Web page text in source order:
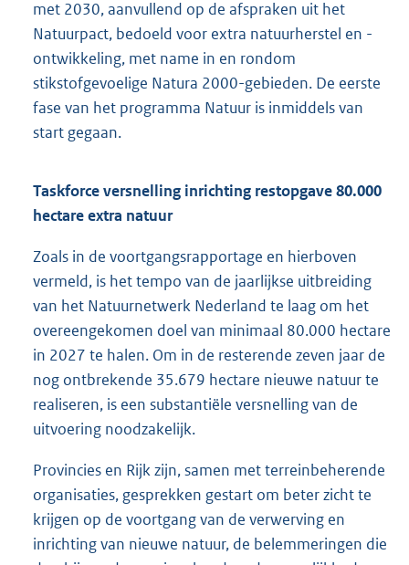
met 2030, aanvullend op de afspraken uit het
Natuurpact, bedoeld voor extra natuurherstel en -
ontwikkeling, met name in en rondom
stikstofgevoelige Natura 2000-gebieden. De eerste
fase van het programma Natuur is inmiddels van
start gegaan.
Taskforce versnelling inrichting restopgave 80.000
hectare extra natuur
Zoals in de voortgangsrapportage en hierboven
vermeld, is het tempo van de jaarlijkse uitbreiding
van het Natuurnetwerk Nederland te laag om het
overeengekomen doel van minimaal 80.000 hectare
in 2027 te halen. Om in de resterende zeven jaar de
nog ontbrekende 35.679 hectare nieuwe natuur te
realiseren, is een substantiële versnelling van de
uitvoering noodzakelijk.
Provincies en Rijk zijn, samen met terreinbeherende
organisaties, gesprekken gestart om beter zicht te
krijgen op de voortgang van de verwerving en
inrichting van nieuwe natuur, de belemmeringen die